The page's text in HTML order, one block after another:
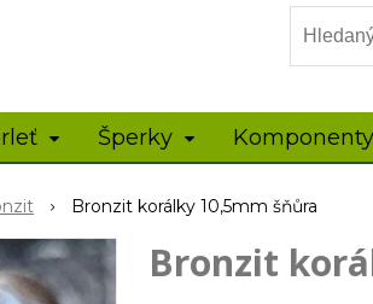
Šperky
Bronzit korálky 10,5mm šňůra
Bronzit